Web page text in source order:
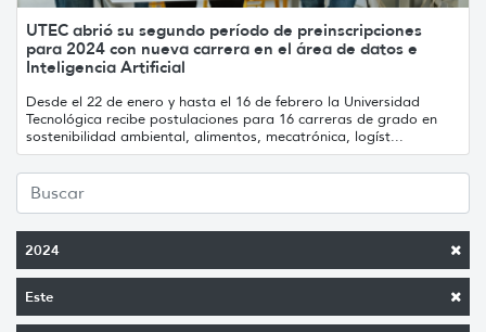
2024
Este
UTEC abrió su segundo período de preinscripciones
para 2024 con nueva carrera en el área de datos e
Inteligencia Artificial
Desde el 22 de enero y hasta el 16 de febrero la Universidad
Tecnológica recibe postulaciones para 16 carreras de grado en
sostenibilidad ambiental, alimentos, mecatrónica, logíst...